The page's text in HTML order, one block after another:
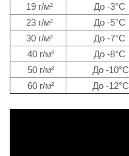
19 г/м²
До -3°C
23 г/м²
До -5°C
30 г/м²
До -7°C
40 г/м²
До -8°C
50 г/м²
До -10°C
60 г/м²
До -12°C